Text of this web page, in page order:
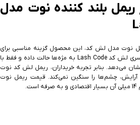
ریمل بلند کننده نوت مدل
نوت مدل لش کد، این محصول گزینه مناسبی برای
استفاده روزمره است. ریمل نوت سری لش کد Lash Code به مژه‌ها حالت داده و فقط با
می‌دهد. بنابر تجربه خریداران، ریمل لش کد نوت
چشم‌ها را سنگین نمی‌کند. قیمت ریمل نوت